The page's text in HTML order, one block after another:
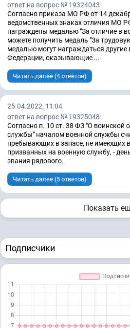
ответ на вопрос № 19324043
Согласно приказа МО РФ от 14
ведомственных знаках отличия МО
награждены медалью "За отличие в
можете получить медаль "За
медалью могут награждаться другие
Федерации, оказывающие ...
Читать далее (4 ответов)
25.04.2022, 11:04
ответ на вопрос № 19325048
Согласно п. 10 ст. 38 ФЗ "О воинской
службы" началом военной службы
пребывающих в запасе, не имеющих
призванных на военную службу, -
звания рядового.
Читать далее (5 ответов)
Показать
Подписчики